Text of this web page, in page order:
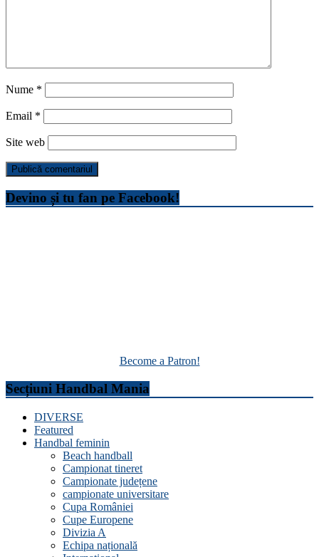
Nume *
Email *
Site web
Devino și tu fan pe Facebook!
Become a Patron!
Secțiuni Handbal Mania
DIVERSE
Featured
Handbal feminin
Beach handball
Campionat tineret
Campionate județene
campionate universitare
Cupa României
Cupe Europene
Divizia A
Echipa națională